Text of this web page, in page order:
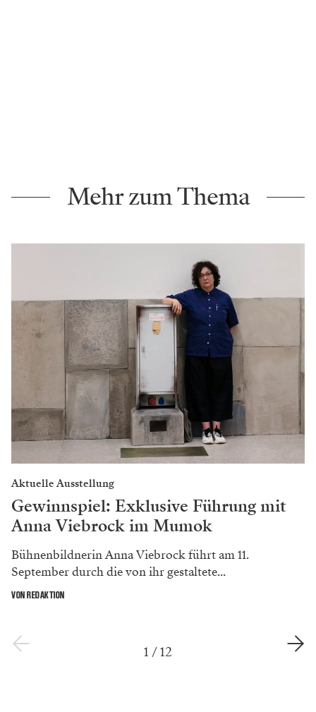
Mehr zum Thema
Aktuelle Ausstellung
Gewinnspiel: Exklusive Führung mit
Anna Viebrock im Mumok
Bühnenbildnerin Anna Viebrock führt am 11.
September durch die von ihr gestaltete...
VON REDAKTION
1 /12